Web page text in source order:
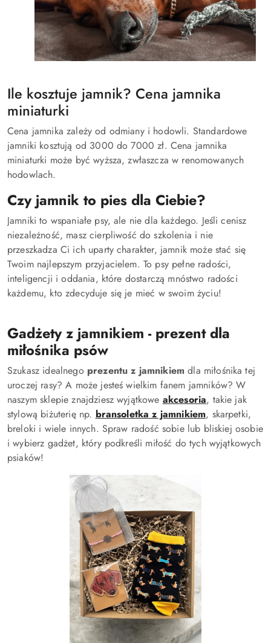
Ile kosztuje jamnik? Cena jamnika
miniaturki
Cena jamnika zależy od odmiany i hodowli. Standardowe
jamniki kosztują od 3000 do 7000 zł. Cena jamnika
miniaturki może być wyższa, zwłaszcza w renomowanych
hodowlach.
Czy jamnik to pies dla Ciebie?
Jamniki to wspaniałe psy, ale nie dla każdego. Jeśli cenisz
niezależność, masz cierpliwość do szkolenia i nie
przeszkadza Ci ich uparty charakter, jamnik może stać się
Twoim najlepszym przyjacielem. To psy pełne radości,
inteligencji i oddania, które dostarczą mnóstwo radości
każdemu, kto zdecyduje się je mieć w swoim życiu!
Gadżety z jamnikiem - prezent dla
miłośnika psów
Szukasz idealnego prezentu z jamnikiem dla miłośnika tej
uroczej rasy? A może jesteś wielkim fanem jamników? W
naszym sklepie znajdziesz wyjątkowe akcesoria, takie jak
stylową biżuterię np. bransoletka z jamnikiem, skarpetki,
breloki i wiele innych. Spraw radość sobie lub bliskiej osobie
i wybierz gadżet, który podkreśli miłość do tych wyjątkowych
psiaków!